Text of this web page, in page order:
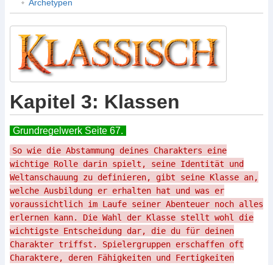
Archetypen
Kapitel 3: Klassen
Grundregelwerk Seite 67.
So wie die Abstammung deines Charakters eine
wichtige Rolle darin spielt, seine Identität und
Weltanschauung zu definieren, gibt seine Klasse an,
welche Ausbildung er erhalten hat und was er
voraussichtlich im Laufe seiner Abenteuer noch alles
erlernen kann. Die Wahl der Klasse stellt wohl die
wichtigste Entscheidung dar, die du für deinen
Charakter triffst. Spielergruppen erschaffen oft
Charaktere, deren Fähigkeiten und Fertigkeiten